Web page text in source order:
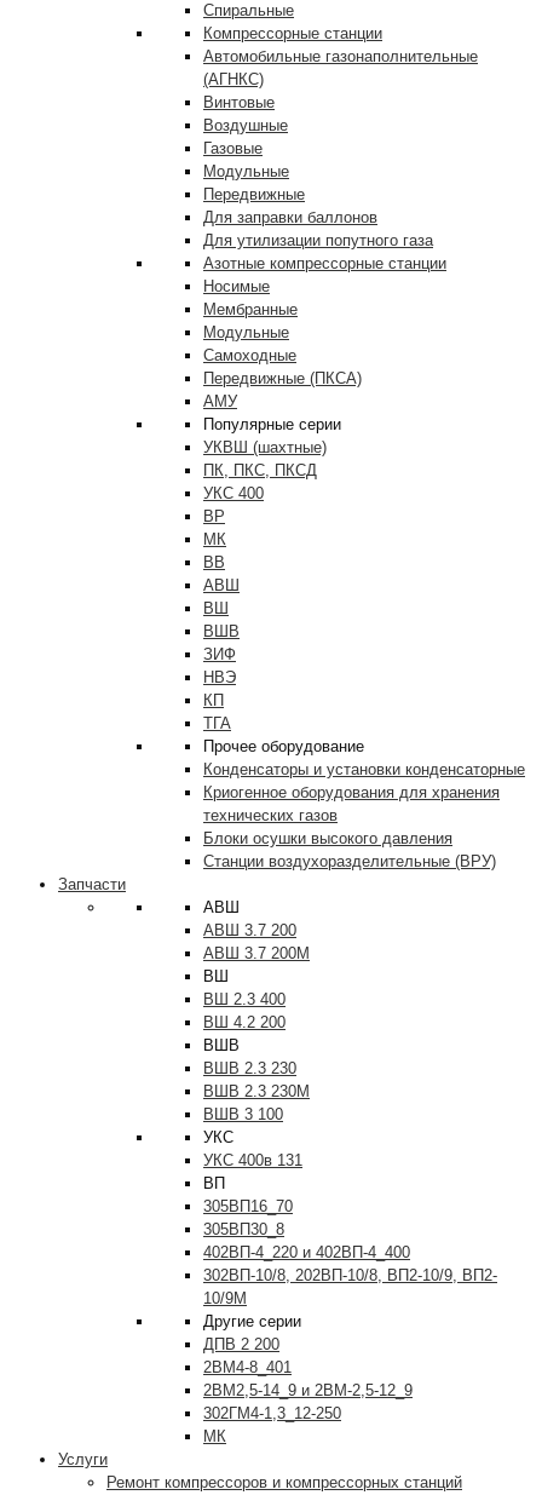
Спиральные
Компрессорные станции
Автомобильные газонаполнительные
(АГНКС)
Винтовые
Воздушные
Газовые
Модульные
Передвижные
Для заправки баллонов
Для утилизации попутного газа
Азотные компрессорные станции
Носимые
Мембранные
Модульные
Самоходные
Передвижные (ПКСА)
АМУ
Популярные серии
УКВШ (шахтные)
ПК, ПКС, ПКСД
УКС 400
ВР
МК
ВВ
АВШ
ВШ
ВШВ
ЗИФ
НВЭ
КП
ТГА
Прочее оборудование
Конденсаторы и установки конденсаторные
Криогенное оборудования для хранения
технических газов
Блоки осушки высокого давления
Станции воздухоразделительные (ВРУ)
Запчасти
АВШ
АВШ 3.7 200
АВШ 3.7 200М
ВШ
ВШ 2.3 400
ВШ 4.2 200
ВШВ
ВШВ 2.3 230
ВШВ 2.3 230М
ВШВ 3 100
УКС
УКС 400в 131
ВП
305ВП16_70
305ВП30_8
402ВП-4_220 и 402ВП-4_400
302ВП-10/8, 202ВП-10/8, ВП2-10/9, ВП2-
10/9М
Другие серии
ДПВ 2 200
2ВМ4-8_401
2ВМ2,5-14_9 и 2ВМ-2,5-12_9
302ГМ4-1,3_12-250
МК
Услуги
Ремонт компрессоров и компрессорных станций